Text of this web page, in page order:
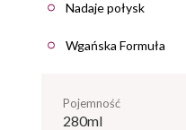
Nadaje połysk
Wgańska Formuła
pojemność
280ml